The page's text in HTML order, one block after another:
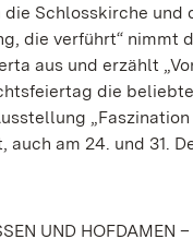
die Schlosskirche und
die verführt“ nimmt
aus und erzählt
die
auch am 24. und 31.
UND HOFDAMEN